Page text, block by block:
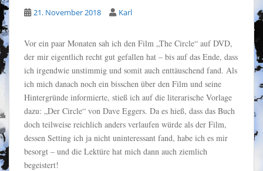
21. November 2018 Karl
Vor ein paar Monaten sah ich den Film „The Circle“ auf DVD,
der mir eigentlich recht gut gefallen hat – bis auf das Ende, dass
ich irgendwie unstimmig und somit auch enttäuschend fand. Als
ich mich danach noch ein bisschen über den Film und seine
Hintergründe informierte, stieß ich auf die literarische Vorlage
dazu: „Der Circle“ von Dave Eggers. Da es hieß, dass das Buch
doch teilweise reichlich anders verlaufen würde als der Film,
dessen Setting ich ja nicht uninteressant fand, habe ich es mir
besorgt – und die Lektüre hat mich dann auch ziemlich
begeistert!